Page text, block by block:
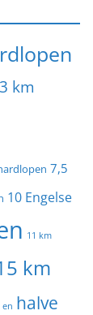
3 km
7,5
10 Engelse
11 km
km
en halve